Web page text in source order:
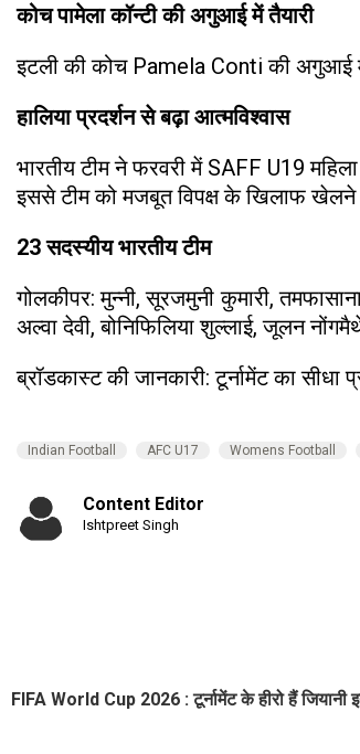
कोच पामेला कॉन्टी की अगुआई में तैयारी
इटली की कोच Pamela Conti की अगुआई में
हालिया प्रदर्शन से बढ़ा आत्मविश्वास
भारतीय टीम ने फरवरी में SAFF U19
इससे टीम को मजबूत विपक्ष के खिलाफ खेलने
23 सदस्यीय भारतीय टीम
गोलकीपर: मुन्नी, सूरजमुनी कुमारी,
अल्वा देवी, बोनिफिलिया शुल्लाई, जूलन
ब्रॉडकास्ट की जानकारी: टूर्नामेंट का
Indian Football AFC U17 Womens Football
Content Editor
Ishtpreet Singh
FIFA World Cup 2026 : टूर्नामेंट के हीरो हैं जियानी